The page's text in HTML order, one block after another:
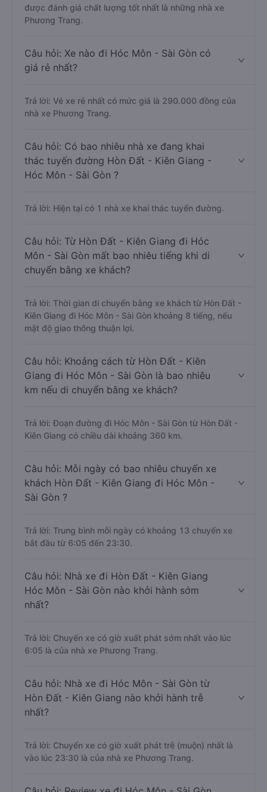
được đánh giá chất lượng tốt nhất là những nhà xe
Phương Trang.
Câu hỏi: Xe nào đi Hóc Môn - Sài Gòn có
giá rẻ nhất?
Trả lời: Vé xe rẻ nhất có mức giá là 290.000 đồng của
nhà xe Phương Trang.
Câu hỏi: Có bao nhiêu nhà xe đang khai
thác tuyến đường Hòn Đất - Kiên Giang -
Hóc Môn - Sài Gòn ?
Trả lời: Hiện tại có 1 nhà xe khai thác tuyến đường.
Câu hỏi: Từ Hòn Đất - Kiên Giang đi Hóc
Môn - Sài Gòn mất bao nhiêu tiếng khi di
chuyển bằng xe khách?
Trả lời: Thời gian di chuyển bằng xe khách từ Hòn Đất -
Kiên Giang đi Hóc Môn - Sài Gòn khoảng 8 tiếng, nếu
mật độ giao thông thuận lợi.
Câu hỏi: Khoảng cách từ Hòn Đất - Kiên
Giang đi Hóc Môn - Sài Gòn là bao nhiêu
km nếu di chuyển bằng xe khách?
Trả lời: Đoạn đường đi Hóc Môn - Sài Gòn từ Hòn Đất -
Kiên Giang có chiều dài khoảng 360 km.
Câu hỏi: Mỗi ngày có bao nhiêu chuyến xe
khách Hòn Đất - Kiên Giang đi Hóc Môn -
Sài Gòn ?
Trả lời: Trung bình mỗi ngày có khoảng 13 chuyến xe
bắt đầu từ 6:05 đến 23:30.
Câu hỏi: Nhà xe đi Hòn Đất - Kiên Giang
Hóc Môn - Sài Gòn nào khởi hành sớm
nhất?
Trả lời: Chuyến xe có giờ xuất phát sớm nhất vào lúc
6:05 là của nhà xe Phương Trang.
Câu hỏi: Nhà xe đi Hóc Môn - Sài Gòn từ
Hòn Đất - Kiên Giang nào khởi hành trễ
nhất?
Trả lời: Chuyến xe có giờ xuất phát trễ (muộn) nhất là
vào lúc 23:30 là của nhà xe Phương Trang.